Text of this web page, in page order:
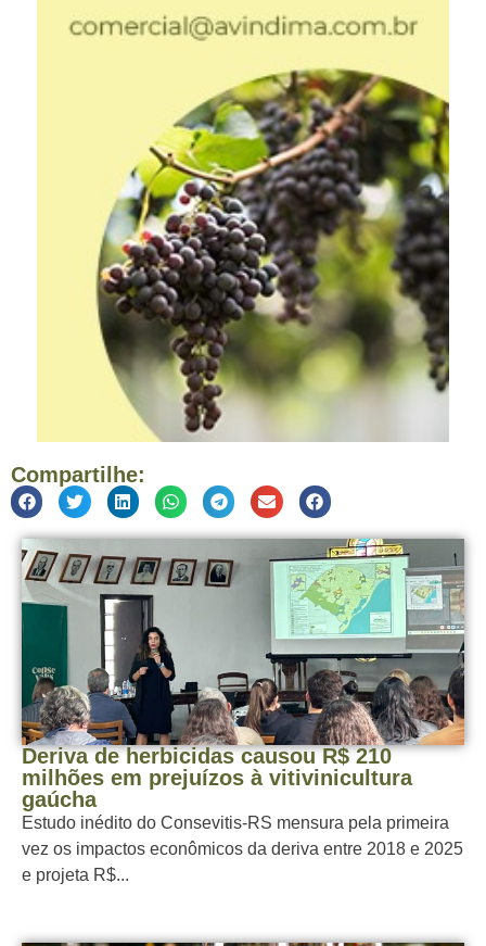
Compartilhe:
Deriva de herbicidas causou R$ 210
milhões em prejuízos à vitivinicultura
gaúcha
Estudo inédito do Consevitis-RS mensura pela primeira
vez os impactos econômicos da deriva entre 2018 e 2025
e projeta R$...